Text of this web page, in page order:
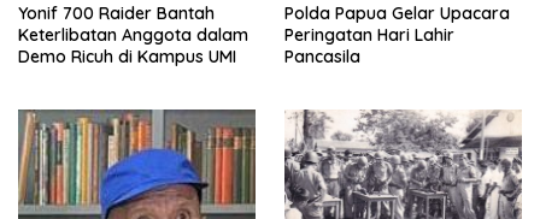
Yonif 700 Raider Bantah
Keterlibatan Anggota dalam
Demo Ricuh di Kampus UMI
Polda Papua Gelar Upacara
Peringatan Hari Lahir
Pancasila